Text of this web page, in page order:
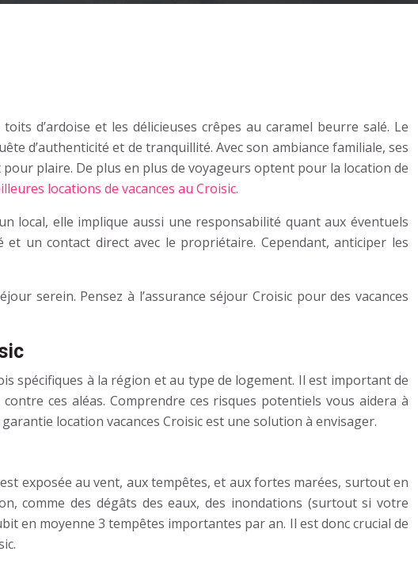
d’ardoise et les délicieuses crêpes au caramel beurre salé. Le
d’authenticité et de tranquillité. Avec son ambiance familiale, ses
plaire. De plus en plus de voyageurs optent pour la location de
locations de vacances au Croisic.
local, elle implique aussi une responsabilité quant aux éventuels
et un contact direct avec le propriétaire. Cependant, anticiper les
serein. Pensez à l’assurance séjour Croisic pour des vacances
spécifiques à la région et au type de logement. Il est important de
ces aléas. Comprendre ces risques potentiels vous aidera à
location vacances Croisic est une solution à envisager.
exposée au vent, aux tempêtes, et aux fortes marées, surtout en
comme des dégâts des eaux, des inondations (surtout si votre
en moyenne 3 tempêtes importantes par an. Il est donc crucial de